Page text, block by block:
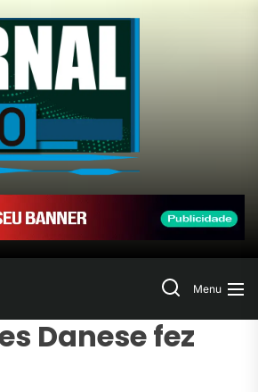
Jornal
do
Rio
de
SearchMenu
Danese fez